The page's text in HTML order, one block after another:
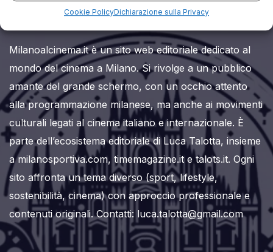
Cookie PolicyDichiarazione sulla Privacy
Milanoalcinema.it è un sito web editoriale dedicato al
mondo del cinema a Milano. Si rivolge a un pubblico
amante del grande schermo, con un occhio attento
alla programmazione milanese, ma anche ai movimenti
culturali legati al cinema italiano e internazionale. È
parte dell’ecosistema editoriale di Luca Talotta, insieme
a milanosportiva.com, timemagazine.it e talots.it. Ogni
sito affronta un tema diverso (sport, lifestyle,
sostenibilità, cinema) con approccio professionale e
contenuti originali. Contatti: luca.talotta@gmail.com